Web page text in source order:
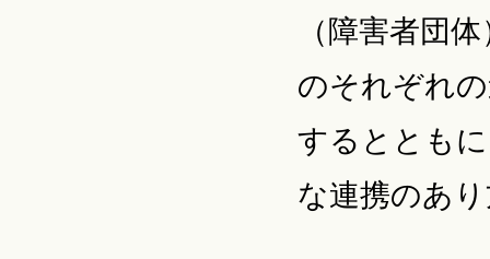
（障害者団
のそれぞれ
するととも
な連携のあ